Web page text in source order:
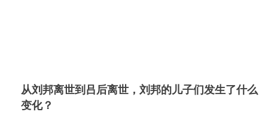
从刘邦离世到吕后离世，刘邦的儿子们发生了什么
变化？